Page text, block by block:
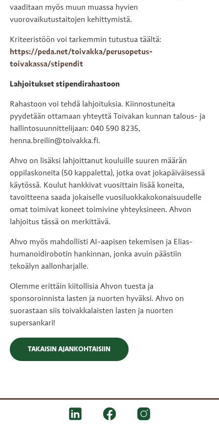
vaaditaan myös muun muassa hyvien
vuorovaikutustaitojen kehittymistä.
Kriteeristöön voi tarkemmin tutustua täältä:
https://peda.net/toivakka/perusopetus-
toivakassa/stipendit
Lahjoitukset stipendirahastoon
Rahastoon voi tehdä lahjoituksia. Kiinnostuneita
pyydetään ottamaan yhteyttä Toivakan kunnan talous- ja
hallintosuunnittelijaan: 040 590 8235,
henna.breilin@toivakka.fi.
Ahvo on lisäksi lahjoittanut kouluille suuren määrän
oppilaskoneita (50 kappaletta), jotka ovat jokapäiväisessä
käytössä. Koulut hankkivat vuosittain lisää koneita,
tavoitteena saada jokaiselle vuosiluokkakokonaisuudelle
omat toimivat koneet toimivine yhteyksineen. Ahvon
lahjoitus tässä on merkittävä.
Ahvo myös mahdollisti AI-aapisen tekemisen ja Elias-
humanoidirobotin hankinnan, jonka avuin päästiin
tekoälyn aallonharjalle.
Olemme erittäin kiitollisia Ahvon tuesta ja
sponsoroinnista lasten ja nuorten hyväksi. Ahvo on
suorastaan siis toivakkalaisten lasten ja nuorten
supersankari!
TAKAISIN AJANKOHTAISIIN